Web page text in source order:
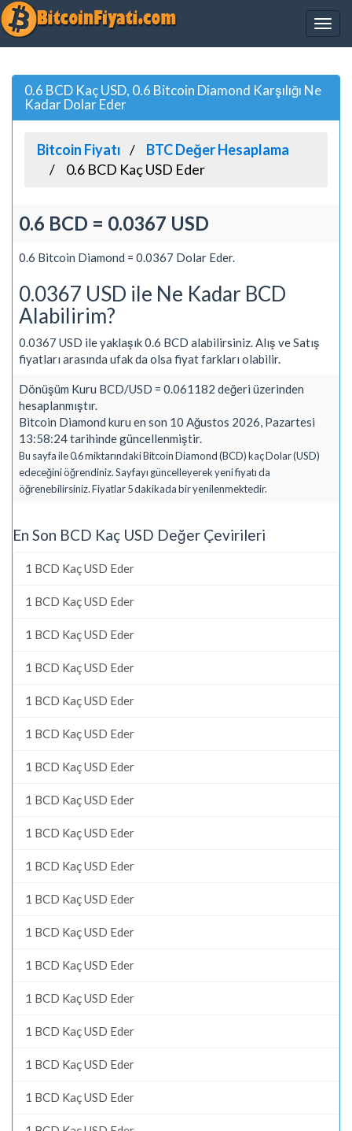
0.6 BCD Kaç USD, 0.6 Bitcoin Diamond Karşılığı Ne
Kadar Dolar Eder
Bitcoin Fiyatı
BTC Değer Hesaplama
0.6 BCD Kaç USD Eder
0.6 BCD = 0.0367 USD
0.6 Bitcoin Diamond = 0.0367 Dolar Eder.
0.0367 USD ile Ne Kadar BCD
Alabilirim?
0.0367 USD ile yaklaşık 0.6 BCD alabilirsiniz. Alış ve Satış
fiyatları arasında ufak da olsa fiyat farkları olabilir.
Dönüşüm Kuru BCD/USD = 0.061182 değeri üzerinden
hesaplanmıştır.
Bitcoin Diamond kuru en son 10 Ağustos 2026, Pazartesi
13:58:24 tarihinde güncellenmiştir.
Bu sayfa ile 0.6 miktarındaki Bitcoin Diamond (BCD) kaç Dolar (USD)
edeceğini öğrendiniz. Sayfayı güncelleyerek yeni fiyatı da
öğrenebilirsiniz. Fiyatlar 5 dakikada bir yenilenmektedir.
En Son BCD Kaç USD Değer Çevirileri
1 BCD Kaç USD Eder
1 BCD Kaç USD Eder
1 BCD Kaç USD Eder
1 BCD Kaç USD Eder
1 BCD Kaç USD Eder
1 BCD Kaç USD Eder
1 BCD Kaç USD Eder
1 BCD Kaç USD Eder
1 BCD Kaç USD Eder
1 BCD Kaç USD Eder
1 BCD Kaç USD Eder
1 BCD Kaç USD Eder
1 BCD Kaç USD Eder
1 BCD Kaç USD Eder
1 BCD Kaç USD Eder
1 BCD Kaç USD Eder
1 BCD Kaç USD Eder